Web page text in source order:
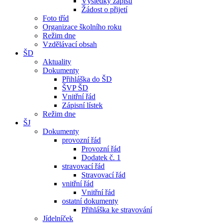
Žádost o přijetí
Foto tříd
Organizace školního roku
Režim dne
Vzdělávací obsah
ŠD
Aktuality
Dokumenty
Přihláška do ŠD
ŠVP ŠD
Vnitřní řád
Zápisní lístek
Režim dne
ŠJ
Dokumenty
provozní řád
Provozní řád
Dodatek č. 1
stravovací řád
Stravovací řád
vnitřní řád
Vnitřní řád
ostatní dokumenty
Přihláška ke stravování
Jídelníček